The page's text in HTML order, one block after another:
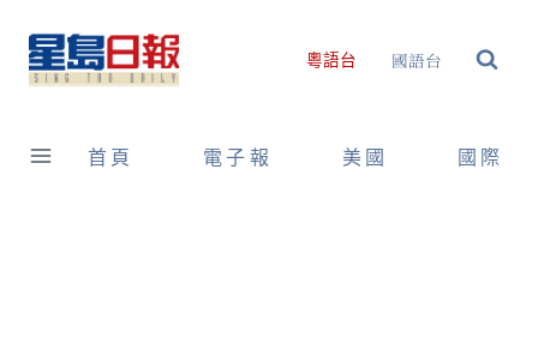
content
粵語台 國語台
首頁 電子報 美國 國際